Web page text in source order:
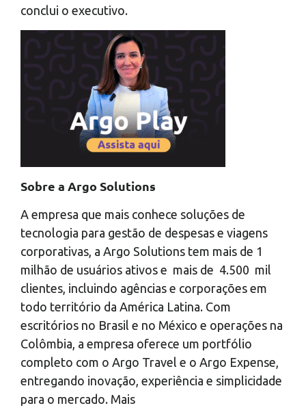
conclui o executivo.
Sobre a Argo Solutions
A empresa que mais conhece soluções de
tecnologia para gestão de despesas e viagens
corporativas, a Argo Solutions tem mais de 1
milhão de usuários ativos e mais de 4.500 mil
clientes, incluindo agências e corporações em
todo território da América Latina. Com
escritórios no Brasil e no México e operações na
Colômbia, a empresa oferece um portfólio
completo com o Argo Travel e o Argo Expense,
entregando inovação, experiência e simplicidade
para o mercado. Mais